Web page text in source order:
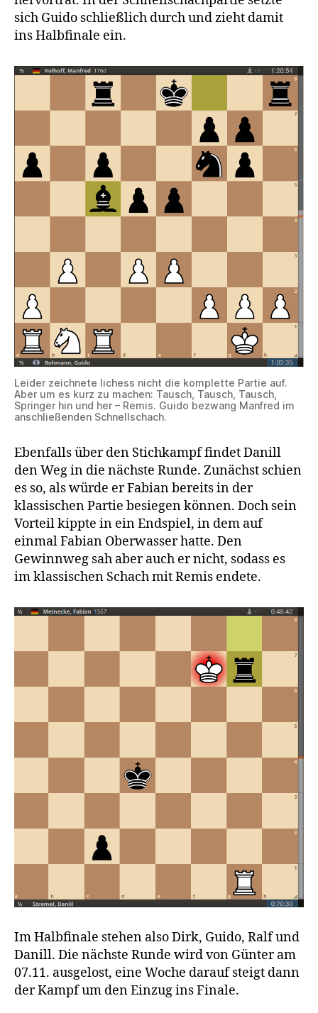
sich Guido schließlich durch und zieht damit
ins Halbfinale ein.
Leider zeichnete lichess nicht die komplette Partie auf.
Aber um es kurz zu machen: Tausch, Tausch, Tausch,
Springer hin und her – Remis. Guido bezwang Manfred im
anschließenden Schnellschach.
Ebenfalls über den Stichkampf findet Danill
den Weg in die nächste Runde. Zunächst schien
es so, als würde er Fabian bereits in der
klassischen Partie besiegen können. Doch sein
Vorteil kippte in ein Endspiel, in dem auf
einmal Fabian Oberwasser hatte. Den
Gewinnweg sah aber auch er nicht, sodass es
im klassischen Schach mit Remis endete.
Im Halbfinale stehen also Dirk, Guido, Ralf und
Danill. Die nächste Runde wird von Günter am
07.11. ausgelost, eine Woche darauf steigt dann
der Kampf um den Einzug ins Finale.